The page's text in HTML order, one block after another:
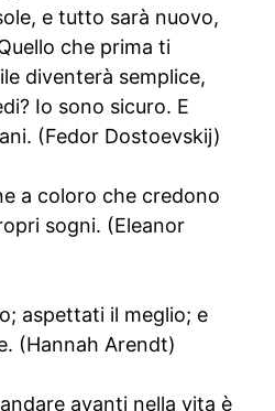
e tutto sarà nuovo,
che prima ti
diventerà semplice,
Io sono sicuro. E
(Fedor Dostoevskij)
a coloro che credono
sogni. (Eleanor
aspettati il meglio; e
(Hannah Arendt)
avanti nella vita è